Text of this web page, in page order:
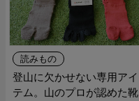
読みもの
登山に欠かせない専用アイ
テム。山のプロが認めた靴